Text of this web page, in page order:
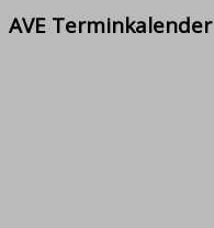
AVE Terminkalender